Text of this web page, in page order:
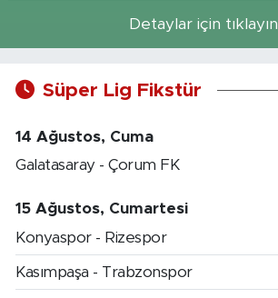
Detaylar için tıklayın
Süper Lig Fikstür
14 Ağustos, Cuma
Galatasaray - Çorum FK
15 Ağustos, Cumartesi
Konyaspor - Rizespor
Kasımpaşa - Trabzonspor